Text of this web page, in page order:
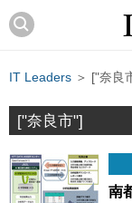
IT Leaders ＞ ["奈良
["奈良市"]
南